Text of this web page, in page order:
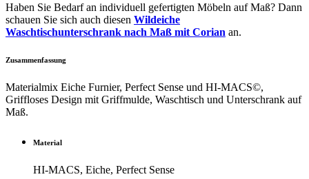
Haben Sie Bedarf an individuell gefertigten Möbeln auf Maß? Dann
schauen Sie sich auch diesen Wildeiche
Waschtischunterschrank nach Maß mit Corian an.
Zusammenfassung
Materialmix Eiche Furnier, Perfect Sense und HI-MACS©,
Griffloses Design mit Griffmulde, Waschtisch und Unterschrank auf
Maß.
Material
HI-MACS, Eiche, Perfect Sense